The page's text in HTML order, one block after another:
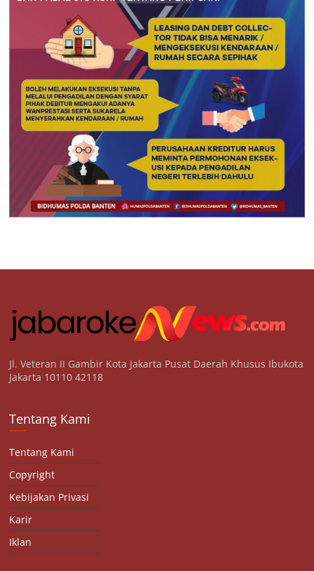
Jl. Veteran II Gambir Kota Jakarta Pusat Daerah Khusus Ibukota
Jakarta 10110 42118
Tentang Kami
Tentang Kami
Copyright
Kebijakan Privasi
Karir
Iklan